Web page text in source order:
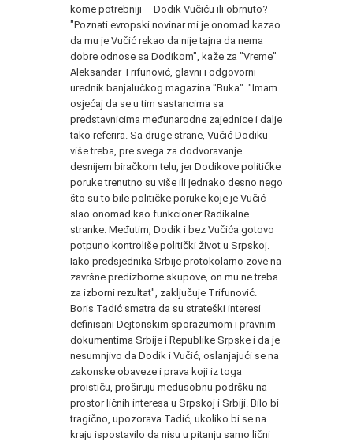
kome potrebniji – Dodik Vučiću ili obrnuto?
"Poznati evropski novinar mi je onomad kazao
da mu je Vučić rekao da nije tajna da nema
dobre odnose sa Dodikom", kaže za "Vreme"
Aleksandar Trifunović, glavni i odgovorni
urednik banjalučkog magazina "Buka". "Imam
osjećaj da se u tim sastancima sa
predstavnicima međunarodne zajednice i dalje
tako referira. Sa druge strane, Vučić Dodiku
više treba, pre svega za dodvoravanje
desnijem biračkom telu, jer Dodikove političke
poruke trenutno su više ili jednako desno nego
što su to bile političke poruke koje je Vučić
slao onomad kao funkcioner Radikalne
stranke. Međutim, Dodik i bez Vučića gotovo
potpuno kontroliše politički život u Srpskoj.
Iako predsjednika Srbije protokolarno zove na
završne predizborne skupove, on mu ne treba
za izborni rezultat", zaključuje Trifunović.
Boris Tadić smatra da su strateški interesi
definisani Dejtonskim sporazumom i pravnim
dokumentima Srbije i Republike Srpske i da je
nesumnjivo da Dodik i Vučić, oslanjajući se na
zakonske obaveze i prava koji iz toga
proističu, proširuju međusobnu podršku na
prostor ličnih interesa u Srpskoj i Srbiji. Bilo bi
tragično, upozorava Tadić, ukoliko bi se na
kraju ispostavilo da nisu u pitanju samo lični